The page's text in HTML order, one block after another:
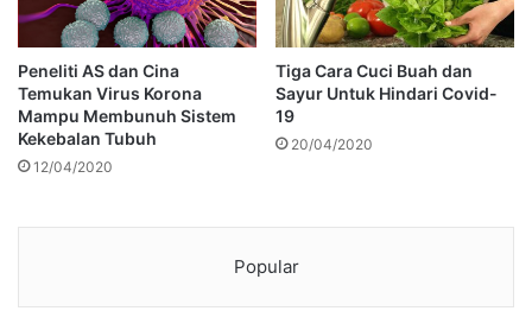
Peneliti AS dan Cina
Temukan Virus Korona
Mampu Membunuh Sistem
Kekebalan Tubuh
12/04/2020
Tiga Cara Cuci Buah dan
Sayur Untuk Hindari Covid-
19
20/04/2020
Popular